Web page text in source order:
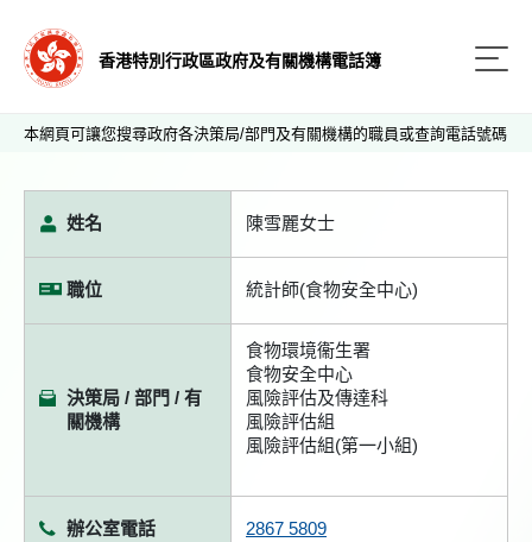
香港特別行政區政府及有關機構電話簿
本網頁可讓您搜尋政府各決策局/部門及有關機構的職員或查詢電話號碼
姓名 陳雪麗女士
職位 統計師(食物安全中心)
決策局 / 部門 / 有
關機構
食物環境衞生署
食物安全中心
風險評估及傳達科
風險評估組
風險評估組(第一小組)
辦公室電話 2867 5809